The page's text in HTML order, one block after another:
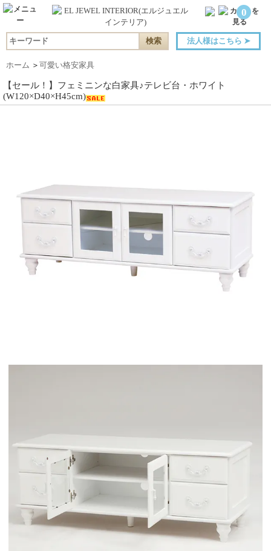
0
法人様はこちら ➤
ホーム ＞ 可愛い格安家具
【セール！】フェミニンな白家具♪テレビ台・ホワイト
(W120×D40×H45cm)